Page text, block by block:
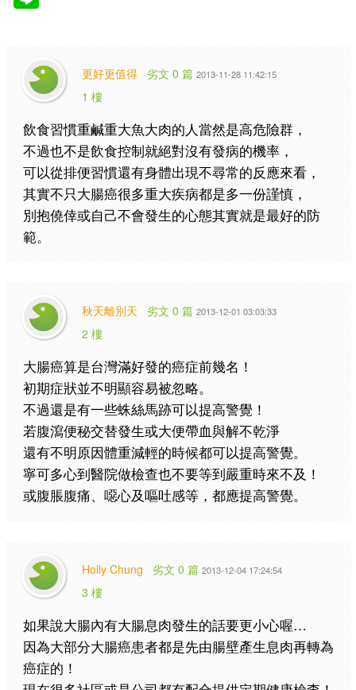
更好更值得 劣文 0 篇 2013-11-28 11:42:15
1 樓
飲食習慣重鹹重大魚大肉的人當然是高危險群，
不過也不是飲食控制就絕對沒有發病的機率，
可以從排便習慣還有身體出現不尋常的反應來看，
其實不只大腸癌很多重大疾病都是多一份謹慎，
別抱僥倖或自己不會發生的心態其實就是最好的防
範。
秋天離別天 劣文 0 篇 2013-12-01 03:03:33
2 樓
大腸癌算是台灣滿好發的癌症前幾名！
初期症狀並不明顯容易被忽略。
不過還是有一些蛛絲馬跡可以提高警覺！
若腹瀉便秘交替發生或大便帶血與解不乾淨
還有不明原因體重減輕的時候都可以提高警覺。
寧可多心到醫院做檢查也不要等到嚴重時來不及！
或腹脹腹痛、噁心及嘔吐感等，都應提高警覺。
Holly Chung 劣文 0 篇 2013-12-04 17:24:54
3 樓
如果說大腸內有大腸息肉發生的話要更小心喔…
因為大部分大腸癌患者都是先由腸壁產生息肉再轉為
癌症的！